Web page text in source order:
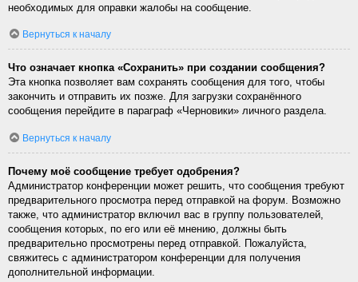
необходимых для оправки жалобы на сообщение.
Вернуться к началу
Что означает кнопка «Сохранить» при создании сообщения?
Эта кнопка позволяет вам сохранять сообщения для того, чтобы
закончить и отправить их позже. Для загрузки сохранённого
сообщения перейдите в параграф «Черновики» личного раздела.
Вернуться к началу
Почему моё сообщение требует одобрения?
Администратор конференции может решить, что сообщения требуют
предварительного просмотра перед отправкой на форум. Возможно
также, что администратор включил вас в группу пользователей,
сообщения которых, по его или её мнению, должны быть
предварительно просмотрены перед отправкой. Пожалуйста,
свяжитесь с администратором конференции для получения
дополнительной информации.